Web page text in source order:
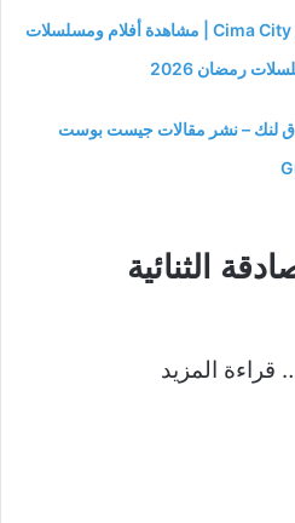
سيما سيتي Cima City | مشاهدة أفلام ومسلسلات
رمضان 2026
لنك – نشر مقالات جيست بوست
الثنائية
قراءة المزيد